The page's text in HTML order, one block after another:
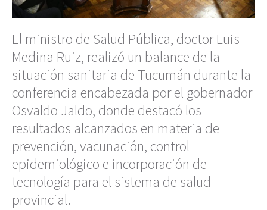
El ministro de Salud Pública, doctor Luis
Medina Ruiz, realizó un balance de la
situación sanitaria de Tucumán durante la
conferencia encabezada por el gobernador
Osvaldo Jaldo, donde destacó los
resultados alcanzados en materia de
prevención, vacunación, control
epidemiológico e incorporación de
tecnología para el sistema de salud
provincial.